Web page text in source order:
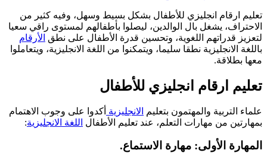
تعليم ارقام انجليزي للأطفال بشكل بسيط وسهل، وفيه كثير من
الاحتراف، يشغل بال الوالدين، ليصلوا بأطفالهم لمستوى راقي سعيا
لتعزيز قدراتهم اللغوية، وتحسين قدرة الأطفال على نطق الأرقام
باللغة الانجليزية نطقا سليما، ويتمكنوا من اللغة الانجليزية، ويتعاملوا
معها بطلاقة.
تعليم ارقام انجليزي للأطفال
علماء التربية والمهتمون بتعليم الانجليزية أكدوا على وجوب الاهتمام
بمهارتين من مهارات التعلم، عند تعليم الأطفال اللغة الانجليزية:
المهارة الأولى: مهارة الاستماع.